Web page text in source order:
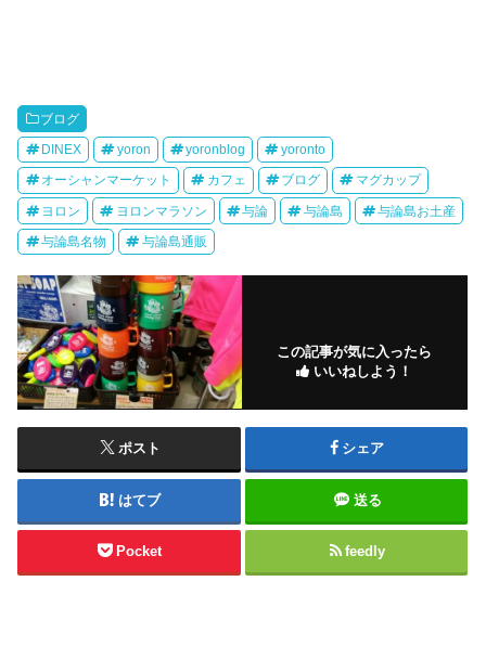
ブログ
DINEX yoron yoronblog yoronto
オーシャンマーケット カフェ ブログ マグカップ
ヨロン ヨロンマラソン 与論 与論島 与論島お土産
与論島名物 与論島通販
この記事が気に入ったら
いいねしよう！
ポスト シェア
はてブ 送る
Pocket feedly